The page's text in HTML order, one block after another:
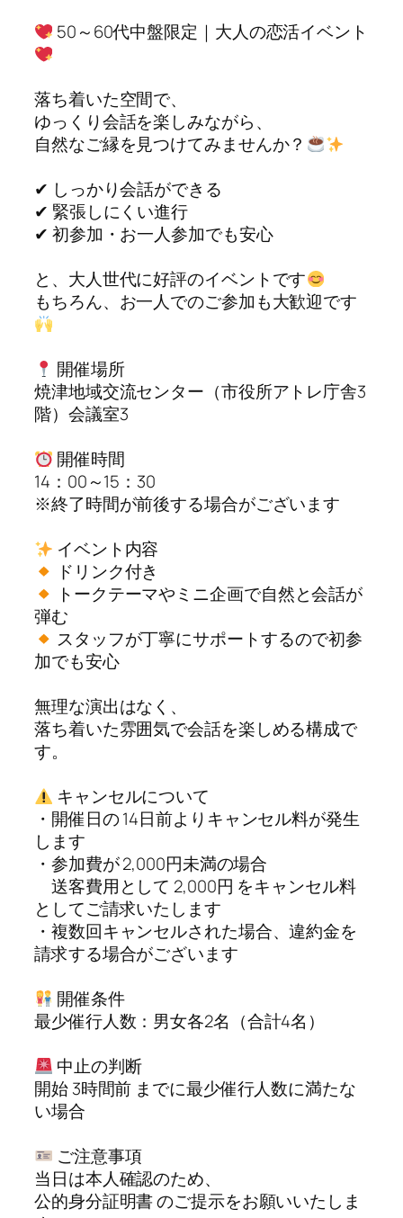
50～60代中盤限定｜大人の恋活イベント
落ち着いた空間で、
ゆっくり会話を楽しみながら、
自然なご縁を見つけてみませんか？
✔ しっかり会話ができる
✔ 緊張しにくい進行
✔ 初参加・お一人参加でも安心
と、大人世代に好評のイベントです
もちろん、お一人でのご参加も大歓迎です
開催場所
焼津地域交流センター（市役所アトレ庁舎3
階）会議室3
開催時間
14：00～15：30
※終了時間が前後する場合がございます
イベント内容
ドリンク付き
トークテーマやミニ企画で自然と会話が
弾む
スタッフが丁寧にサポートするので初参
加でも安心
無理な演出はなく、
落ち着いた雰囲気で会話を楽しめる構成で
す。
キャンセルについて
・開催日の 14日前よりキャンセル料が発生
します
・参加費が 2,000円未満の場合
送客費用として 2,000円 をキャンセル料
としてご請求いたします
・複数回キャンセルされた場合、違約金を
請求する場合がございます
開催条件
最少催行人数：男女各2名（合計4名）
中止の判断
開始 3時間前 までに最少催行人数に満たな
い場合
ご注意事項
当日は本人確認のため、
公的身分証明書 のご提示をお願いいたしま